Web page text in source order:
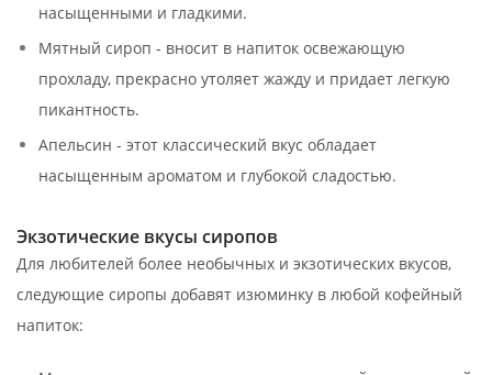
насыщенными и гладкими.
Мятный сироп - вносит в напиток освежающую
прохладу, прекрасно утоляет жажду и придает легкую
пикантность.
Апельсин - этот классический вкус обладает
насыщенным ароматом и глубокой сладостью.
Экзотические вкусы сиропов
Для любителей более необычных и экзотических вкусов,
следующие сиропы добавят изюминку в любой кофейный
напиток: